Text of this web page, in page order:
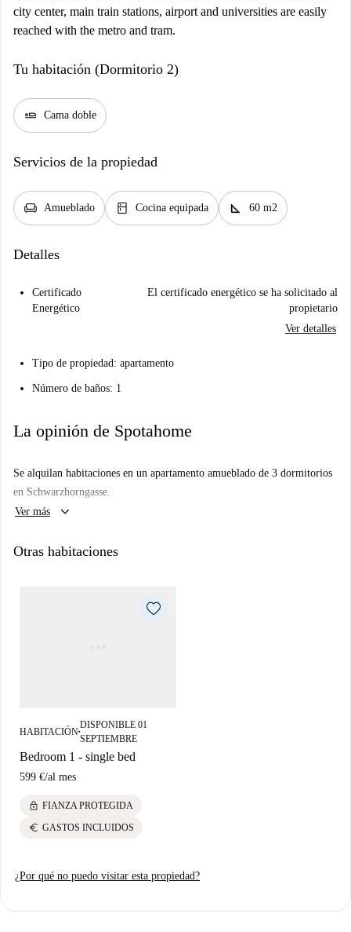
city center, main train stations, airport and universities are easily
reached with the metro and tram.
Tu habitación (Dormitorio 2)
airline_seat_flat Cama doble
Servicios de la propiedad
chair Amueblado kitchen Cocina equipada square_foot 60 m2
Detalles
Certificado
Energético
El certificado energético se ha solicitado al
propietario
Ver detalles
Tipo de propiedad: apartamento
Número de baños: 1
La opinión de Spotahome
Se alquilan habitaciones en un apartamento amueblado de 3 dormitorios
en Schwarzhorngasse.
Ver más
keyboard_arrow_down
Otras habitaciones
HABITACIÓN■
DISPONIBLE 01
SEPTIEMBRE
Bedroom 1 - single bed
599 €/al mes
lock FIANZA PROTEGIDA
euro GASTOS INCLUIDOS
¿Por qué no puedo visitar esta propiedad?